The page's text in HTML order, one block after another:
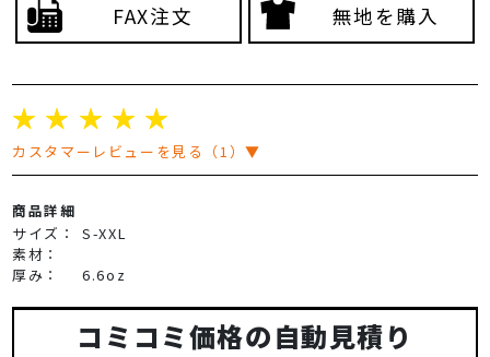
FAX注文 無地を購入
☆ ☆ ☆ ☆ ☆
カスタマーレビューを見る（1）▼
商品詳細
サイズ：
S-XXL
素材：
厚み：
6.6oz
コミコミ価格の自動見積り